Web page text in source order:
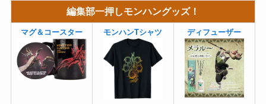
編集部一押しモンハングッズ！
マグ＆コースター モンハンTシャツ ディフューザー